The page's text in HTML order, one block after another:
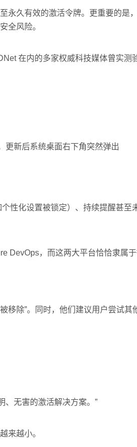
永久有效的激活令牌。更重要的是
全风险。
在内的多家权威科技媒体曾实测
更新后系统桌面右下角突然弹出
性化设置被锁定）、持续提醒甚至
DevOps，而这两大平台恰恰隶属
移除”。同时，他们建议用户尝试其
、无害的激活解决方案。”
来越小。